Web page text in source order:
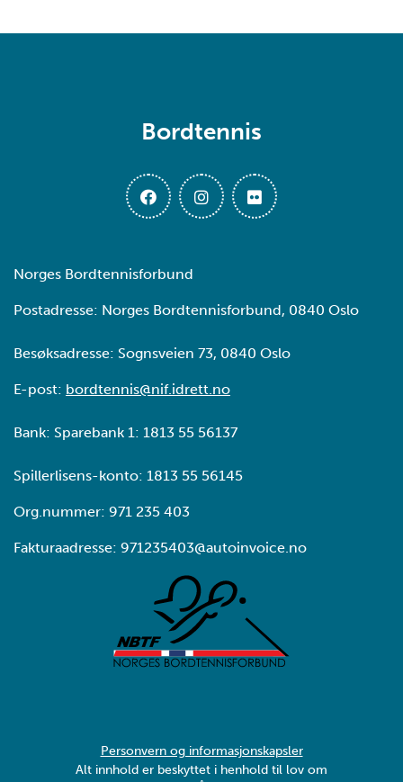
Bordtennis
Norges Bordtennisforbund
Postadresse: Norges Bordtennisforbund, 0840 Oslo
Besøksadresse: Sognsveien 73, 0840 Oslo
E-post: bordtennis@nif.idrett.no
Bank: Sparebank 1: 1813 55 56137
Spillerlisens-konto: 1813 55 56145
Org.nummer: 971 235 403
Fakturaadresse: 971235403@autoinvoice.no
Personvern og informasjonskapsler
Alt innhold er beskyttet i henhold til lov om